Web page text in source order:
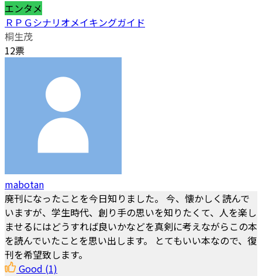
エンタメ
ＲＰＧシナリオメイキングガイド
桐生茂
12票
mabotan
廃刊になったことを今日知りました。 今、懐かしく読んで
いますが、学生時代、創り手の思いを知りたくて、人を楽し
ませるにはどうすれば良いかなどを真剣に考えながらこの本
を読んでいたことを思い出します。 とてもいい本なので、復
刊を希望致します。
Good (1)